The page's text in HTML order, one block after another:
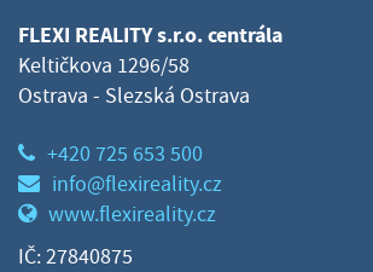
FLEXI REALITY s.r.o. centrála
Keltičkova 1296/58
Ostrava - Slezská Ostrava
+420 725 653 500
info@flexireality.cz
www.flexireality.cz
IČ: 27840875